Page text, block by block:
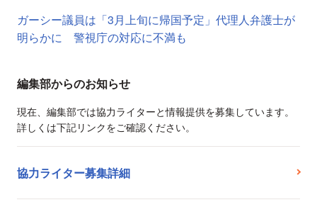
ガーシー議員は「3月上旬に帰国予定」代理人弁護士が
明らかに 警視庁の対応に不満も
編集部からのお知らせ
現在、編集部では協力ライターと情報提供を募集しています。
詳しくは下記リンクをご確認ください。
協力ライター募集詳細